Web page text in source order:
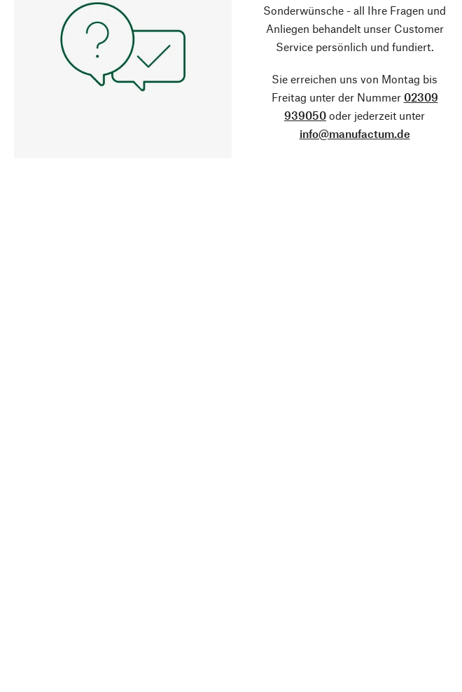
Sonderwünsche - all Ihre Fragen und
Anliegen behandelt unser Customer
Service persönlich und fundiert.
Sie erreichen uns von Montag bis
Freitag unter der Nummer 02309
939050 oder jederzeit unter
info@manufactum.de